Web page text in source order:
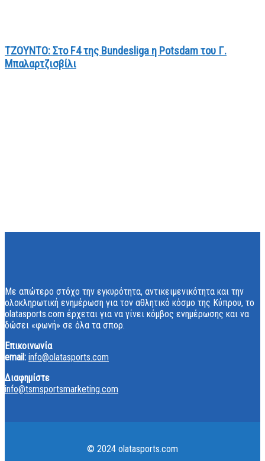
TZOYNTO: Στο F4 της Bundesliga η Potsdam του Γ.
Μπαλαρτζισβίλι
Με απώτερο στόχο την εγκυρότητα, αντικειμενικότητα και την
ολοκληρωτική ενημέρωση για τον αθλητικό κόσμο της Κύπρου, το
olatasports.com έρχεται για να γίνει κόμβος ενημέρωσης και να
δώσει «φωνή» σε όλα τα σπορ.
Επικοινωνία
email: info@olatasports.com
Διαφημίστε
info@tsmsportsmarketing.com
© 2024 olatasports.com